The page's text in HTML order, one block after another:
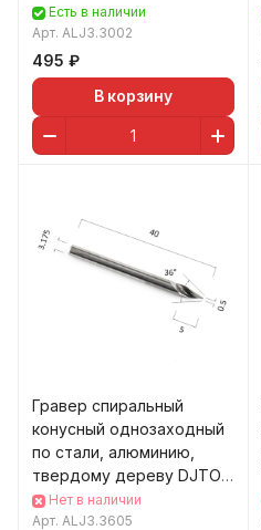
ALJ3.3002
Есть в наличии
Арт. ALJ3.3002
495 ₽
В корзину
Гравер спиральный
конусный однозаходный
по стали, алюминию,
твердому дереву DJTOL
ALJ3.3605
Нет в наличии
Арт. ALJ3.3605